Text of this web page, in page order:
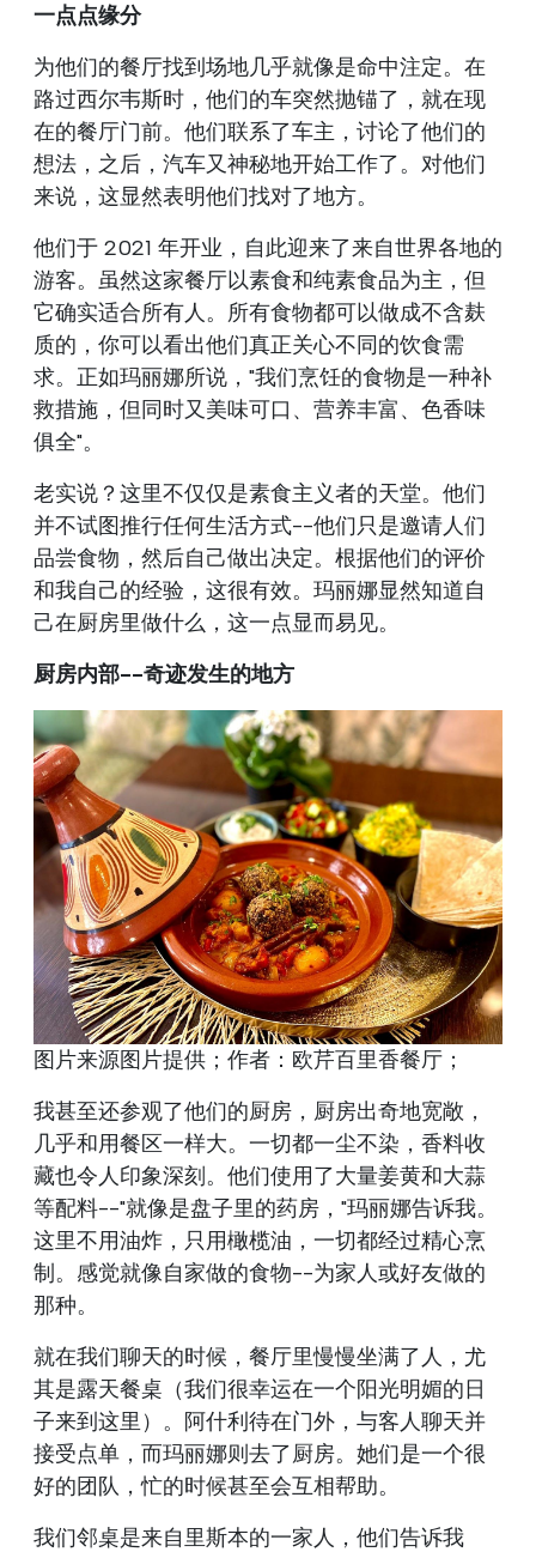
一点点缘分
为他们的餐厅找到场地几乎就像是命中注定。在
路过西尔韦斯时，他们的车突然抛锚了，就在现
在的餐厅门前。他们联系了车主，讨论了他们的
想法，之后，汽车又神秘地开始工作了。对他们
来说，这显然表明他们找对了地方。
他们于 2021 年开业，自此迎来了来自世界各地的
游客。虽然这家餐厅以素食和纯素食品为主，但
它确实适合所有人。所有食物都可以做成不含麸
质的，你可以看出他们真正关心不同的饮食需
求。正如玛丽娜所说，"我们烹饪的食物是一种补
救措施，但同时又美味可口、营养丰富、色香味
俱全"。
老实说？这里不仅仅是素食主义者的天堂。他们
并不试图推行任何生活方式--他们只是邀请人们
品尝食物，然后自己做出决定。根据他们的评价
和我自己的经验，这很有效。玛丽娜显然知道自
己在厨房里做什么，这一点显而易见。
厨房内部--奇迹发生的地方
图片来源图片提供；作者：欧芹百里香餐厅；
我甚至还参观了他们的厨房，厨房出奇地宽敞，
几乎和用餐区一样大。一切都一尘不染，香料收
藏也令人印象深刻。他们使用了大量姜黄和大蒜
等配料--"就像是盘子里的药房，"玛丽娜告诉我。
这里不用油炸，只用橄榄油，一切都经过精心烹
制。感觉就像自家做的食物--为家人或好友做的
那种。
就在我们聊天的时候，餐厅里慢慢坐满了人，尤
其是露天餐桌（我们很幸运在一个阳光明媚的日
子来到这里）。阿什利待在门外，与客人聊天并
接受点单，而玛丽娜则去了厨房。她们是一个很
好的团队，忙的时候甚至会互相帮助。
我们邻桌是来自里斯本的一家人，他们告诉我